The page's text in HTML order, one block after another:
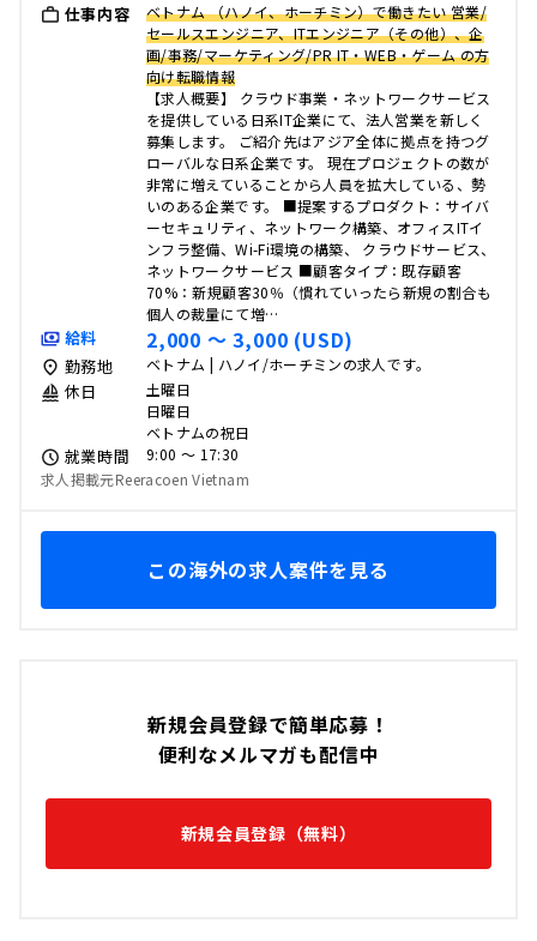
新規会員登録で簡単応募！
便利なメルマガも配信中
新規会員登録（無料）
仕事内容
ベトナム （ハノイ、ホーチミン）で働きたい 営業/
セールスエンジニア、ITエンジニア（その他）、企
画/事務/マーケティング/PR IT・WEB・ゲーム の方
向け転職情報
【求人概要】 クラウド事業・ネットワークサービス
を提供している日系IT企業にて、法人営業を新しく
募集します。 ご紹介先はアジア全体に拠点を持つグ
ローバルな日系企業です。 現在プロジェクトの数が
非常に増えていることから人員を拡大している、勢
いのある企業です。 ■提案するプロダクト：サイバ
ーセキュリティ、ネットワーク構築、オフィスITイ
ンフラ整備、Wi-Fi環境の構築、 クラウドサービス、
ネットワークサービス ■顧客タイプ：既存顧客
70%：新規顧客30％（慣れていったら新規の割合も
個人の裁量にて増…
給料 2,000 〜 3,000 (USD)
勤務地 ベトナム | ハノイ/ホーチミンの求人です。
休日
土曜日
日曜日
ベトナムの祝日
就業時間
9:00 〜 17:30
求人掲載元Reeracoen Vietnam
この海外の求人案件を見る